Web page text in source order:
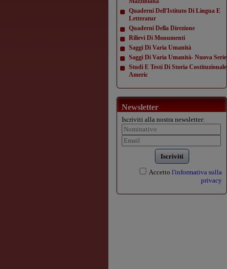
Quaderni Dell'Istituto Di Lingua E
Letteratur
Quaderni Della Direzione
Rilievi Di Monumenti
Saggi Di Varia Umanità
Saggi Di Varia Umanità- Nuova Serie
Studi E Testi Di Storia Costituzionale
Americ
Newsletter
Iscriviti alla nostra newsletter:
Iscriviti
Accetto l'informativa sulla
privacy